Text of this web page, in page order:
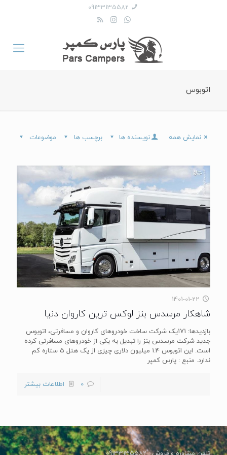
09133135582
اتوبوس
موضوعات برچسب ها نویسنده ها نمایش همه
1401-01-22
شاهکار مرسدس بنز لوکس ترین کاروان دنیا
بازدیدها: 171یک شرکت ساخت خودروهای کاروان و مسافرتی، اتوبوس
جدید شرکت مرسدس بنز را تبدیل به یکی از خودروهای مسافرتی کرده
است. این اتوبوس 1.4 میلیون دلاری چیزی از یک هتل 5 ستاره کم
ندارد. منبع : پارس کمپر
0 اطلاعات بیشتر